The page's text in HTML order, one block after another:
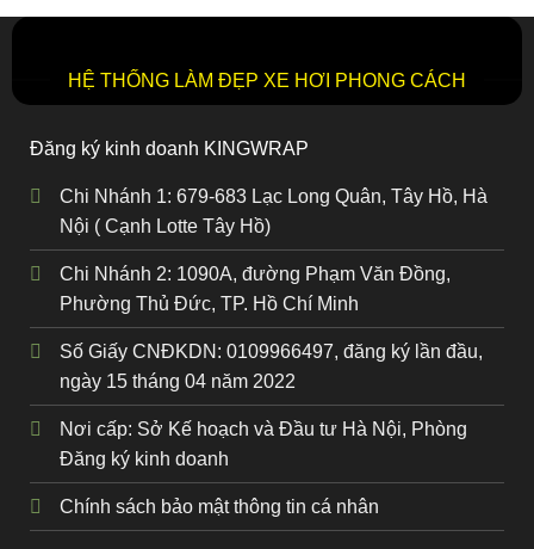
HỆ THỐNG LÀM ĐẸP XE HƠI PHONG CÁCH
Đăng ký kinh doanh KINGWRAP
Chi Nhánh 1: 679-683 Lạc Long Quân, Tây Hồ, Hà
Nội ( Cạnh Lotte Tây Hồ)
Chi Nhánh 2: 1090A, đường Phạm Văn Đồng,
Phường Thủ Đức, TP. Hồ Chí Minh
Số Giấy CNĐKDN: 0109966497, đăng ký lần đầu,
ngày 15 tháng 04 năm 2022
Nơi cấp: Sở Kế hoạch và Đầu tư Hà Nội, Phòng
Đăng ký kinh doanh
Chính sách bảo mật thông tin cá nhân